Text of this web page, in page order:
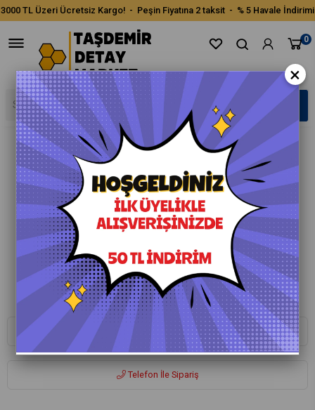
3000 TL Üzeri Ücretsiz Kargo! - Peşin Fiyatına 2 taksit - % 5 Havale İndirimi
0
›
Whatsapp ile Sipariş
Telefon İle Sipariş
×